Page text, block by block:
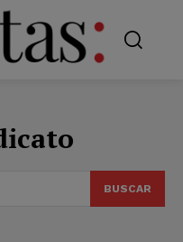
BUSCAR